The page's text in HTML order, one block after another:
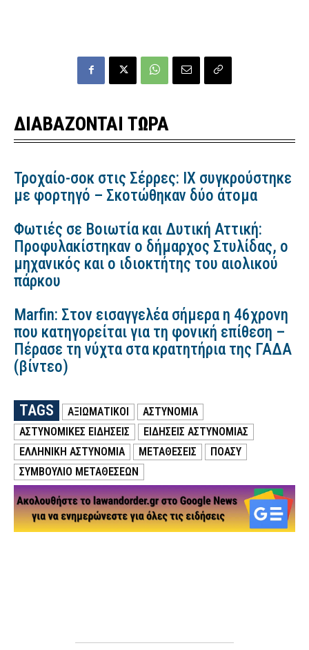
ΔΙΑΒΑΖΟΝΤΑΙ ΤΩΡΑ
Τροχαίο-σοκ στις Σέρρες: ΙΧ συγκρούστηκε
με φορτηγό – Σκοτώθηκαν δύο άτομα
Φωτιές σε Βοιωτία και Δυτική Αττική:
Προφυλακίστηκαν ο δήμαρχος Στυλίδας, ο
μηχανικός και ο ιδιοκτήτης του αιολικού
πάρκου
Marfin: Στον εισαγγελέα σήμερα η 46χρονη
που κατηγορείται για τη φονική επίθεση –
Πέρασε τη νύχτα στα κρατητήρια της ΓΑΔΑ
(βίντεο)
TAGS ΑΞΙΩΜΑΤΙΚΟΙ
ΑΣΤΥΝΟΜΙΑ
ΑΣΤΥΝΟΜΙΚΕΣ ΕΙΔΗΣΕΙΣ
ΕΙΔΗΣΕΙΣ ΑΣΤΥΝΟΜΙΑΣ
ΕΛΛΗΝΙΚΗ ΑΣΤΥΝΟΜΙΑ
ΜΕΤΑΘΕΣΕΙΣ
ΠΟΑΣΥ
ΣΥΜΒΟΎΛΙΟ ΜΕΤΑΘΈΣΕΩΝ